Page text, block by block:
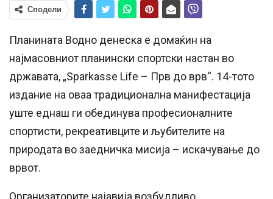
Сподели
Планината Водно денеска е домаќин на
најмасовниот планински спортски настан во
државата, „Sparkasse Life – Прв до врв“. 14-тото
издание на оваа традиционална манифестација
уште еднаш ги обединува професионалните
спортисти, рекреативците и љубителите на
природата во заедничка мисија – искачување до
врвот.
Организаторите најавија возбудливо